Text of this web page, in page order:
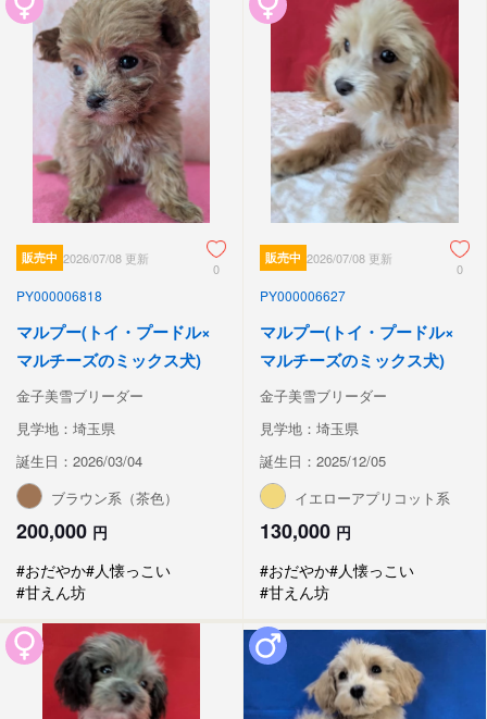
販売中 2026/07/08 更新
0
PY000006818
マルプー(トイ・プードル×
マルチーズのミックス犬)
金子美雪ブリーダー
見学地：埼玉県
誕生日：2026/03/04
ブラウン系（茶色）
200,000 円
#おだやか#人懐っこい
#甘えん坊
販売中 2026/07/08 更新
0
PY000006627
マルプー(トイ・プードル×
マルチーズのミックス犬)
金子美雪ブリーダー
見学地：埼玉県
誕生日：2025/12/05
イエローアプリコット系
130,000 円
#おだやか#人懐っこい
#甘えん坊